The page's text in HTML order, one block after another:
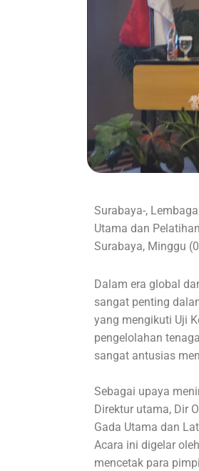
Surabaya-,
Utama dan
Surabaya, Minggu
Dalam era global
sangat penting
yang mengikuti Uji
pengelolahan
sangat antusias
Sebagai upaya
Direktur utama, Dir
Gada Utama dan
Acara ini digelar
mencetak para